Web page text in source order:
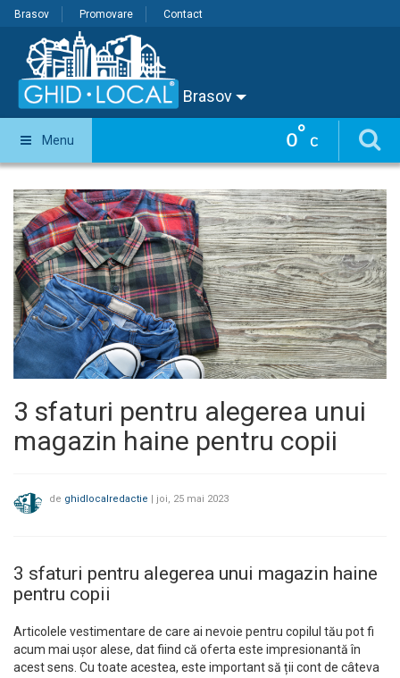
Brasov Promovare Contact
Brasov
0° C
Menu
3 sfaturi pentru alegerea unui
magazin haine pentru copii
de ghidlocalredactie | joi, 25 mai 2023
3 sfaturi pentru alegerea unui magazin haine
pentru copii
Articolele vestimentare de care ai nevoie pentru copilul tău pot fi
acum mai ușor alese, dat fiind că oferta este impresionantă în
acest sens. Cu toate acestea, este important să ții cont de câteva